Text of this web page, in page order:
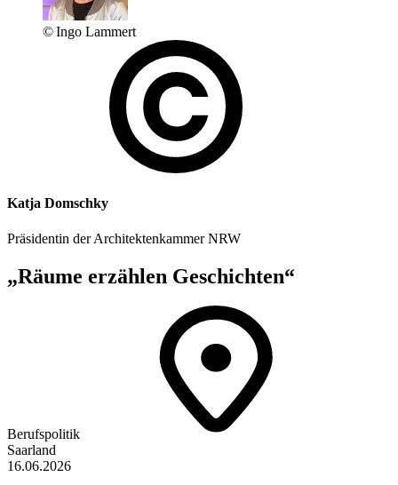
© Ingo Lammert
Katja Domschky
Präsidentin der Architektenkammer NRW
„Räume erzählen Geschichten“
Berufspolitik
Saarland
16.06.2026